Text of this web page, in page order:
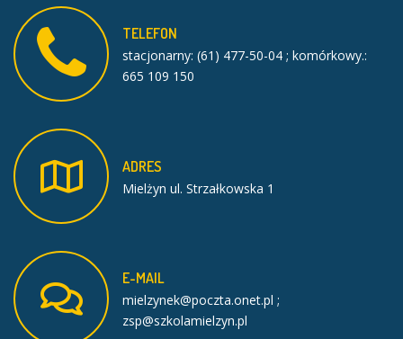
TELEFON
stacjonarny: (61) 477-50-04 ; komórkowy.:
665 109 150
ADRES
Mielżyn ul. Strzałkowska 1
E-MAIL
mielzynek@poczta.onet.pl ;
zsp@szkolamielzyn.pl